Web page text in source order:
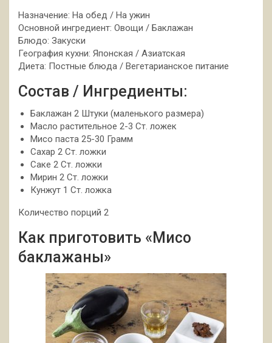
Назначение: На обед / На ужин
Основной ингредиент: Овощи / Баклажан
Блюдо: Закуски
География кухни: Японская / Азиатская
Диета: Постные блюда / Вегетарианское питание
Состав / Ингредиенты:
Баклажан 2 Штуки (маленького размера)
Масло растительное 2-3 Ст. ложек
Мисо паста 25-30 Грамм
Сахар 2 Ст. ложки
Саке 2 Ст. ложки
Мирин 2 Ст. ложки
Кунжут 1 Ст. ложка
Количество порций 2
Как приготовить «Мисо
баклажаны»